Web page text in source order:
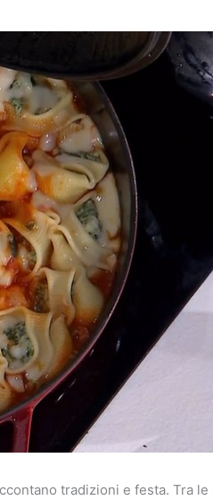
tradizioni e festa. Tra